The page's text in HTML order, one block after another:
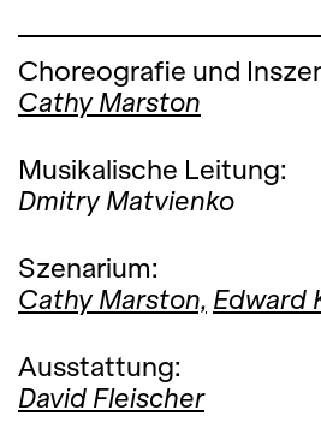
Choreografie und
Cathy Marston
Musikalische Leitung:
Dmitry Matvienko
Szenarium:
Cathy Marston, Edward
Ausstattung:
David Fleischer